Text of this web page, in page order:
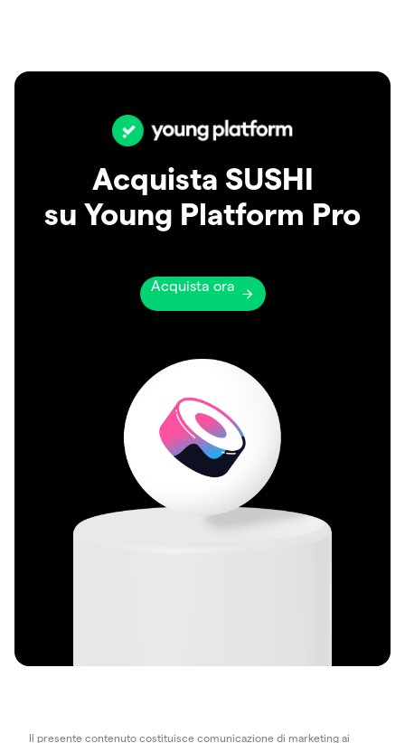
Acquista SUSHI
su Young Platform Pro
Acquista ora
Il presente contenuto costituisce comunicazione di marketing ai